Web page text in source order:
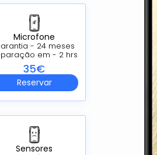
Microfone
- 24 meses
em - 2 hrs
35€
Reservar
Sensores